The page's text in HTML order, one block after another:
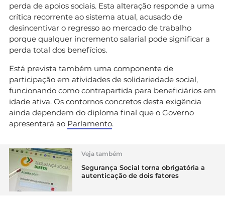
perda de apoios sociais. Esta alteração responde a uma
crítica recorrente ao sistema atual, acusado de
desincentivar o regresso ao mercado de trabalho
porque qualquer incremento salarial pode significar a
perda total dos benefícios.
Está prevista também uma componente de
participação em atividades de solidariedade social,
funcionando como contrapartida para beneficiários em
idade ativa. Os contornos concretos desta exigência
ainda dependem do diploma final que o Governo
apresentará ao Parlamento.
Veja também
Segurança Social torna obrigatória a
autenticação de dois fatores